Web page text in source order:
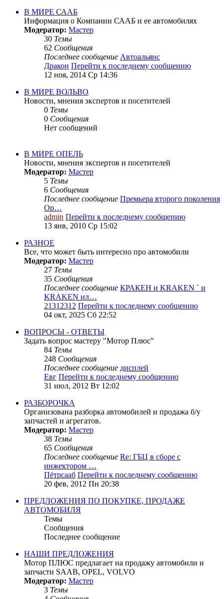
В МИРЕ СААБ
Информация о Компании СААБ и ее автомобилях
Модератор: Мастер
30 Темы
62 Сообщения
Последнее сообщение Автоальянс
Дракон Перейти к последнему сообщению
12 ноя, 2014 Ср 14:36
В МИРЕ ВОЛЬВО
Новости, мнения экспертов и посетителей
0 Темы
0 Сообщения
Нет сообщений
В МИРЕ ОПЕЛЬ
Новости, мнения экспертов и посетителей
Модератор: Мастер
5 Темы
6 Сообщения
Последнее сообщение Премьера второго поколения
Op…
admin Перейти к последнему сообщению
13 янв, 2010 Ср 15:02
РАЗНОЕ
Все, что может быть интересно про автомобили
Модератор: Мастер
27 Темы
35 Сообщения
Последнее сообщение КРАКЕН и KRAKEN ` и
KRAKEN ил…
21312312 Перейти к последнему сообщению
04 окт, 2025 Сб 22:52
ВОПРОСЫ - ОТВЕТЫ
Задать вопрос мастеру "Мотор Плюс"
84 Темы
248 Сообщения
Последнее сообщение дисплей
Евг Перейти к последнему сообщению
31 июл, 2012 Вт 12:02
РАЗБОРОЧКА
Организована разборка автомобилей и продажа б/у
запчастей и агрегатов.
Модератор: Мастер
38 Темы
65 Сообщения
Последнее сообщение Re: ГБЦ в сборе с
инжектором …
Пётрсааб Перейти к последнему сообщению
20 фев, 2012 Пн 20:38
ПРЕДЛОЖЕНИЯ ПО ПОКУПКЕ, ПРОДАЖЕ
АВТОМОБИЛЯ
Темы
Сообщения
Последнее сообщение
НАШИ ПРЕДЛОЖЕНИЯ
Мотор ПЛЮС предлагает на продажу автомобили и
запчасти SAAB, OPEL, VOLVO
Модератор: Мастер
3 Темы